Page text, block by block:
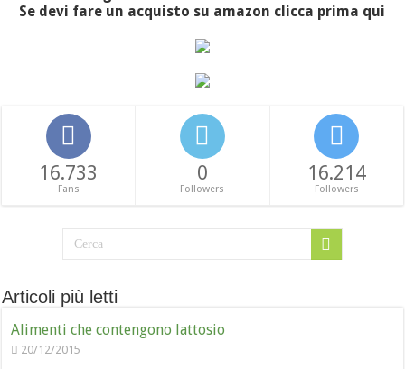
Se devi fare un acquisto su amazon clicca prima qui
16.733
Fans
0
Followers
16.214
Followers
Articoli più letti
Alimenti che contengono lattosio
20/12/2015